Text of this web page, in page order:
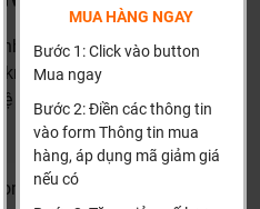
như đưa ra các lời
năm, tặng các phụ kiện hao
trước khi hết hạn bảo hành
5 năm hay 10 năm bảo
sẽ liên hệ để bảo trì và
MUA HÀNG NGAY
Bước 1: Click vào button
Mua ngay
Bước 2: Điền các thông tin
vào form Thông tin mua
hàng, áp dụng mã giảm giá
nếu có
Di Trạch, Hoài Đức, Hà Nội
km)
hotline để được hướng dẫn